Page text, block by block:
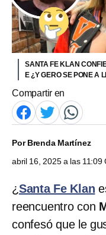
SANTA FE KLAN
E ¿Y GERO SE PONE A
Compartir en
PorBrenda Martínez
abril 16, 2025 a las 11:09
¿Santa Fe Klan
reencuentro con
confesó que le